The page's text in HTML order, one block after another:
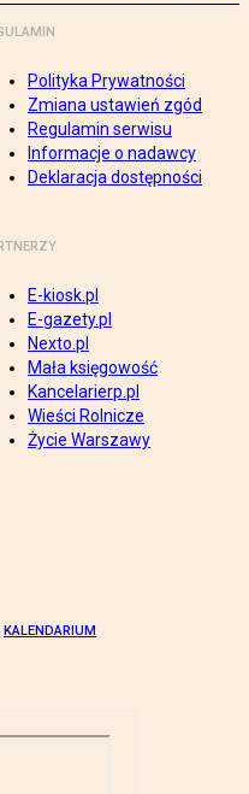
Polityka Prywatności
Zmiana ustawień zgód
Regulamin serwisu
Informacje o nadawcy
Deklaracja dostępności
E-kiosk.pl
E-gazety.pl
Nexto.pl
Mała księgowość
Kancelarierp.pl
Wieści Rolnicze
Życie Warszawy
KALENDARIUM